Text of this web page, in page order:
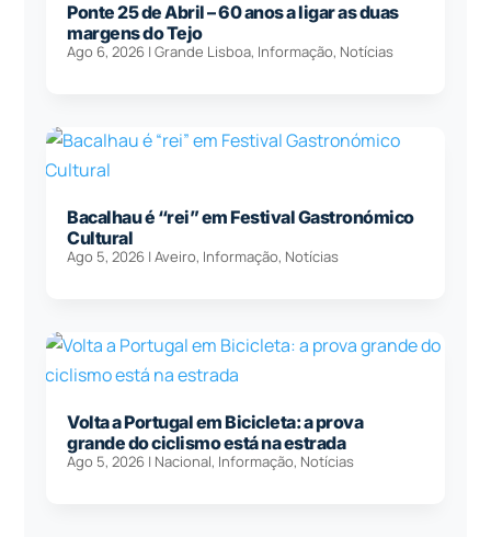
Ponte 25 de Abril – 60 anos a ligar as duas
margens do Tejo
Ago 6, 2026 |Grande Lisboa, Informação, Notícias
Bacalhau é “rei” em Festival Gastronómico
Cultural
Ago 5, 2026 |Aveiro, Informação, Notícias
Volta a Portugal em Bicicleta: a prova
grande do ciclismo está na estrada
Ago 5, 2026 | Nacional, Informação, Notícias